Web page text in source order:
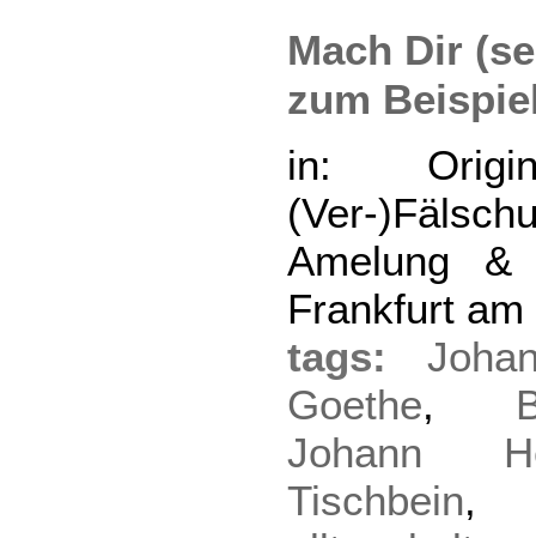
Mach Dir
zum
in:
(Ver-
Amelung &
Frankfurt
tags:
Goethe,
Johann
Tischbein